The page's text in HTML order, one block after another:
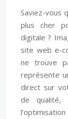
Saviez-vous
plus cher
digitale ?
site web e-
ne trouve
représente
direct sur
de qualité,